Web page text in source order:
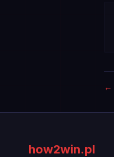
←
how2win.pl